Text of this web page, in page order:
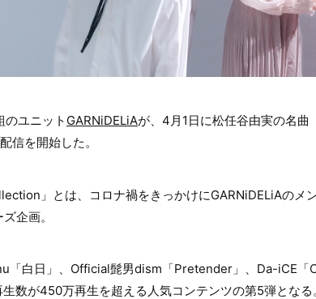
ユニット GARNiDELiAが、4月1日に松任谷由実の名
信を開始した。
」とは、コロナ禍をきっかけにGARNiDELiAのメ
企画。
「白日」、Official髭男dism「Pretender」、Da-iCE「
数が450万再生を超える人気コンテンツの第5弾となる